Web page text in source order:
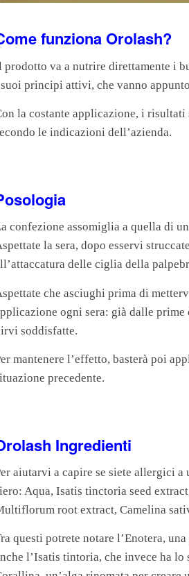
funziona Orolash?
prodotto va a nutrire direttamente i
principi attivi, che vanno
la costante applicazione, i
le indicazioni dell’azienda.
confezione assomiglia a quella di
la sera, dopo esservi
delle ciglia della
che asciughi prima di
ogni sera: già dalle
soddisfatte.
mantenere l’effetto, basterà poi
precedente.
Ingredienti
aiutarvi a capire se siete allergici
Aqua, Isatis tinctoria seed
root extract, Camelina
questi potrete notare l’Enotera,
l’Isatis tintoria, che invece ha